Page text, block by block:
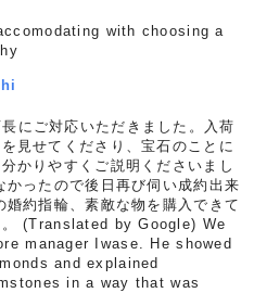
with choosing a
にご対応いただきました。入荷
見せてくださり、宝石のことに
かりやすくご説明くださいまし
かったので後日再び伺い成約出来
婚約指輪、素敵な物を購入できて
。 (Translated by Google) We
manager Iwase. He showed
and explained
in a way that was